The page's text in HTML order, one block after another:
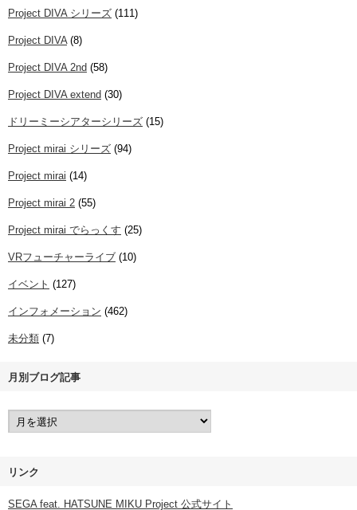
Project DIVA シリーズ (111)
Project DIVA(8)
Project DIVA 2nd (58)
Project DIVA extend (30)
ドリーミーシアターシリーズ (15)
Project mirai シリーズ (94)
Project mirai (14)
Project mirai 2 (55)
Project mirai でらっくす (25)
VRフューチャーライブ (10)
イベント (127)
インフォメーション (462)
未分類 (7)
月別ブログ記事
リンク
SEGA feat. HATSUNE MIKU Project 公式サイト